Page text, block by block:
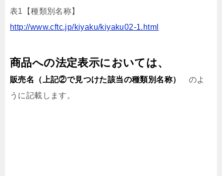
表1【種類別名称】
http://www.cftc.jp/kiyaku/kiyaku02-1.html
商品への法定表示においては、
販売名（上記②で見つけた該当の種類別名称）
のよ
うに記載します。